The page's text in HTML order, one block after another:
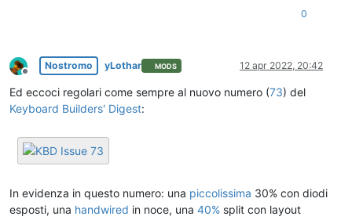
0
Non in linea
Nostromo yLothar MODS 12 apr 2022, 20:42
Ed eccoci regolari come sempre al nuovo numero (73) del
Keyboard Builders' Digest:
In evidenza in questo numero: una piccolissima 30% con diodi
esposti, una handwired in noce, una 40% split con layout